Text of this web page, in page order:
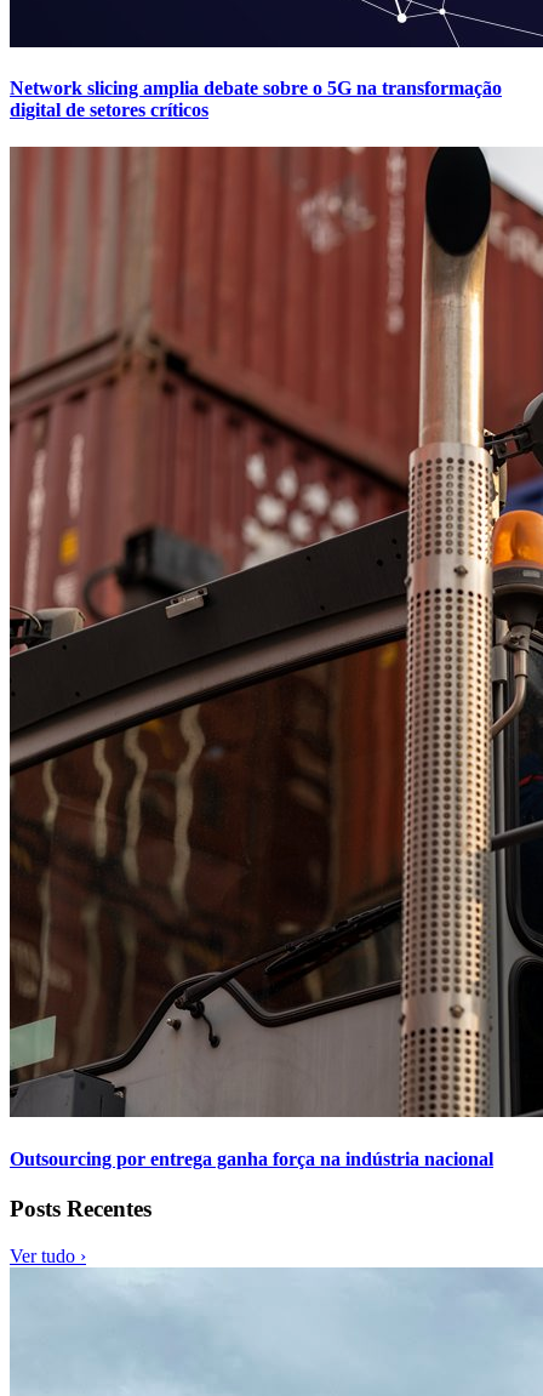
Network slicing amplia debate sobre o 5G na transformação
digital de setores críticos
Outsourcing por entrega ganha força na indústria nacional
Posts Recentes
Ver tudo ›